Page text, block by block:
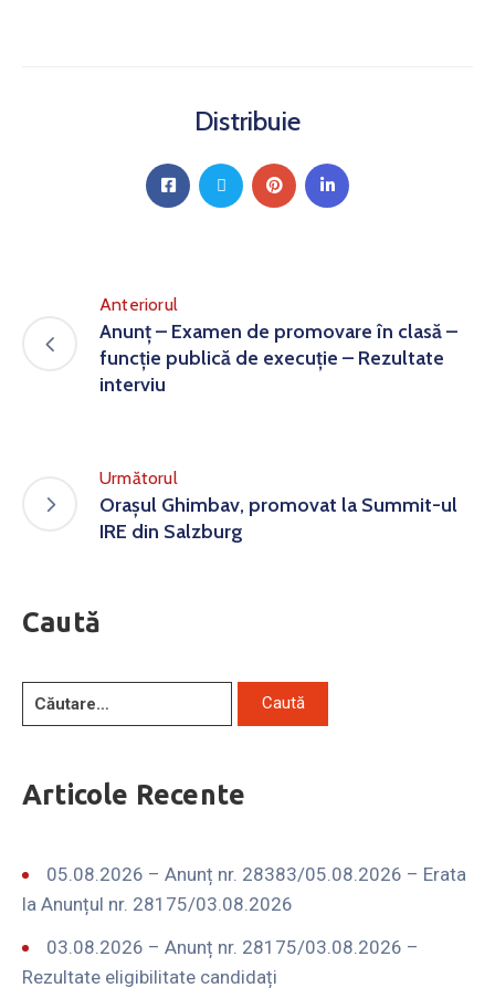
Distribuie
Anteriorul
Anunț – Examen de promovare în clasă –
funcție publică de execuție – Rezultate
interviu
Următorul
Orașul Ghimbav, promovat la Summit-ul
IRE din Salzburg
Caută
Articole Recente
05.08.2026 – Anunț nr. 28383/05.08.2026 – Erata
la Anunțul nr. 28175/03.08.2026
03.08.2026 – Anunț nr. 28175/03.08.2026 –
Rezultate eligibilitate candidați